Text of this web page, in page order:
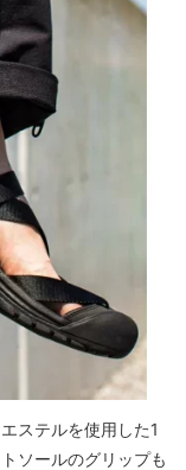
ステルを使用した1
ソールのグリップも